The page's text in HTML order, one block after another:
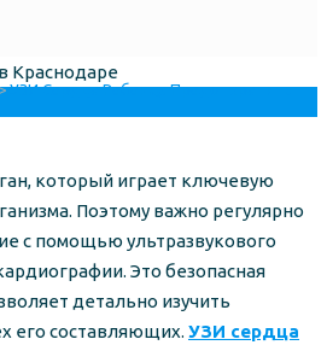
УЗИ Сердца Ребенку: Предотвратить
который играет ключевую
Поэтому важно регулярно
с помощью ультразвукового
Это безопасная
детально изучить
его составляющих. УЗИ сердца